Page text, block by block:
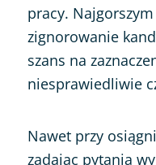
pracy.
zignorowanie
szans na
niesprawiedliwie
Nawet przy
zadając pytania